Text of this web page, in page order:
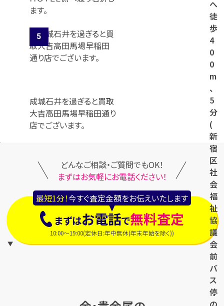
へ
徒
歩
4
0
0
m
、
5
分
(
新
宿
区
社
会
福
祉
協
議
会
前
バ
ス
停
ます。
成城石井を過ぎると買取
大吉高田馬場早稲田通り
店でございます。
どんなご相談・ご質問でもOK！
まずはお気軽にお電話ください！
最短1分！今すぐ査定金額をお伝えいたします
まずはお電話で無料査定
10:00〜19:00(定休日:年中無休(年末年始を除く))